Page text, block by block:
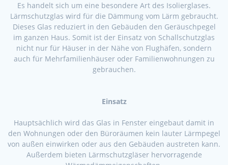
Es handelt sich um eine besondere Art des Isolierglases.
Lärmschutzglas wird für die Dämmung vom Lärm gebraucht.
Dieses Glas reduziert in den Gebäuden den Geräuschpegel
im ganzen Haus. Somit ist der Einsatz von Schallschutzglas
nicht nur für Häuser in der Nähe von Flughäfen, sondern
auch für Mehrfamilienhäuser oder Familienwohnungen zu
gebrauchen.
Einsatz
Hauptsächlich wird das Glas in Fenster eingebaut damit in
den Wohnungen oder den Büroräumen kein lauter Lärmpegel
von außen einwirken oder aus den Gebäuden austreten kann.
Außerdem bieten Lärmschutzgläser hervorragende